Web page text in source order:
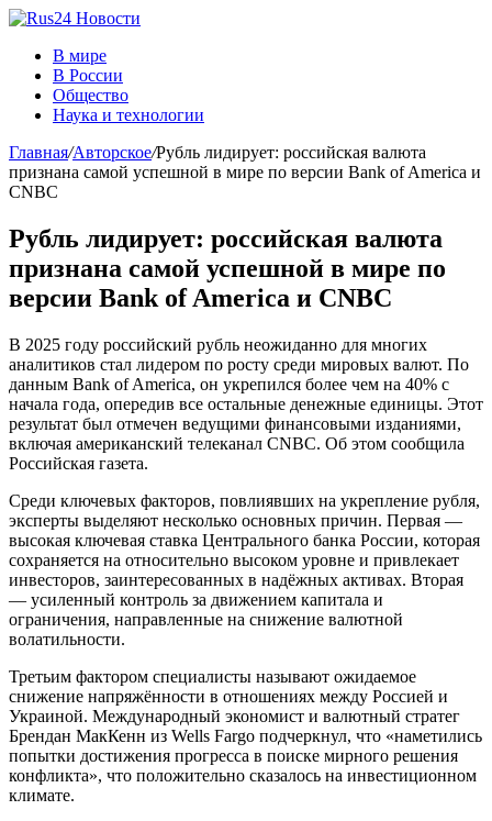
В мире
В России
Общество
Наука и технологии
Главная/Авторское/Рубль лидирует: российская валюта
признана самой успешной в мире по версии Bank of America и
CNBC
Рубль лидирует: российская валюта
признана самой успешной в мире по
версии Bank of America и CNBC
В 2025 году российский рубль неожиданно для многих
аналитиков стал лидером по росту среди мировых валют. По
данным Bank of America, он укрепился более чем на 40% с
начала года, опередив все остальные денежные единицы. Этот
результат был отмечен ведущими финансовыми изданиями,
включая американский телеканал CNBC. Об этом сообщила
Российская газета.
Среди ключевых факторов, повлиявших на укрепление рубля,
эксперты выделяют несколько основных причин. Первая —
высокая ключевая ставка Центрального банка России, которая
сохраняется на относительно высоком уровне и привлекает
инвесторов, заинтересованных в надёжных активах. Вторая
— усиленный контроль за движением капитала и
ограничения, направленные на снижение валютной
волатильности.
Третьим фактором специалисты называют ожидаемое
снижение напряжённости в отношениях между Россией и
Украиной. Международный экономист и валютный стратег
Брендан МакКенн из Wells Fargo подчеркнул, что «наметились
попытки достижения прогресса в поиске мирного решения
конфликта», что положительно сказалось на инвестиционном
климате.